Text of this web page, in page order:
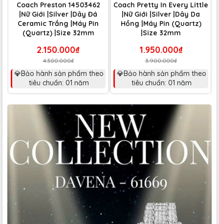
Coach Preston 14503462
|Nữ Giới |Silver |Dây Đá
Ceramic Trắng |Máy Pin
(Quartz) |Size 32mm
2.150.000₫
4.300.000₫
💎Bảo hành sản phẩm theo
tiêu chuẩn: 01 năm
Coach Pretty In Every Little
|Nữ Giới |Silver |Dây Da
Hồng |Máy Pin (Quartz)
|Size 32mm
1.950.000₫
3.900.000₫
💎Bảo hành sản phẩm theo
tiêu chuẩn: 01 năm